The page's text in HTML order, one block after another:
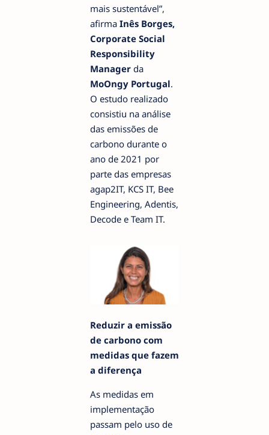
mais sustentável”,
afirma Inês Borges,
Corporate Social
Responsibility
Manager da
MoOngy Portugal.
O estudo realizado
consistiu na análise
das emissões de
carbono durante o
ano de 2021 por
parte das empresas
agap2IT, KCS IT, Bee
Engineering, Adentis,
Decode e Team IT.
Reduzir a emissão
de carbono com
medidas que fazem
a diferença
As medidas em
implementação
passam pelo uso de